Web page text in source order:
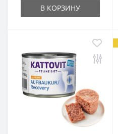
В КОРЗИНУ